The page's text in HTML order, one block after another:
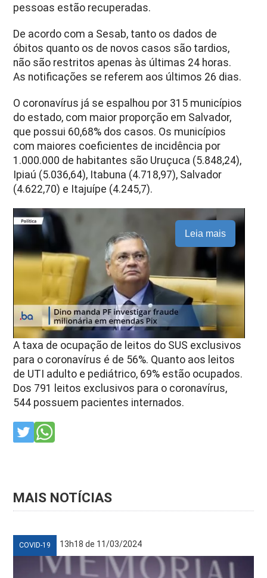
pessoas estão recuperadas.
De acordo com a Sesab, tanto os dados de
óbitos quanto os de novos casos são tardios,
não são restritos apenas às últimas 24 horas.
As notificações se referem aos últimos 26 dias.
O coronavírus já se espalhou por 315 municípios
do estado, com maior proporção em Salvador,
que possui 60,68% dos casos. Os municípios
com maiores coeficientes de incidência por
1.000.000 de habitantes são Uruçuca (5.848,24),
Ipiaú (5.036,64), Itabuna (4.718,97), Salvador
(4.622,70) e Itajuípe (4.245,7).
Leia mais
A taxa de ocupação de leitos do SUS exclusivos
para o coronavírus é de 56%. Quanto aos leitos
de UTI adulto e pediátrico, 69% estão ocupados.
Dos 791 leitos exclusivos para o coronavírus,
544 possuem pacientes internados.
MAIS NOTÍCIAS
COVID-19 13h18 de 11/03/2024